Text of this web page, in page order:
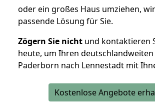
oder ein großes Haus umziehen,
passende Lösung für Sie.
Zögern Sie nicht und kontaktieren
heute, um Ihren
Paderborn nach Lennestadt mit
Kostenlose Angebote